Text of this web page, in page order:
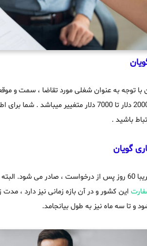
با توجه به عنوان شغلی مورد تقاضا ، سمت و
ویزا کاری گویان بطور کلی از 2000 دلار تا 7000
باشید .
گویان
درخواست ویزا کاری گویان تقریبا 60 روز پس از درخواست
این کشور و در آن بازه زمانی نیز دارد ،
تا سه ماه نیز به طول بیانجامد.